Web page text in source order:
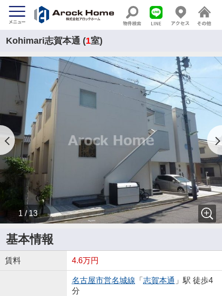
Kohimari志賀本通 (1室)
1 / 13
基本情報
賃料 4.6万円
名古屋市営名城線 「 志賀本通 」駅 徒歩4
分